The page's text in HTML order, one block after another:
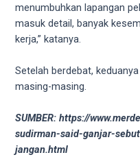
menumbuhkan lapangan
masuk detail, banyak
kerja,” katanya.
Setelah berdebat,
masing-masing.
SUMBER: https://
sudirman-said-ganjar-
jangan.html